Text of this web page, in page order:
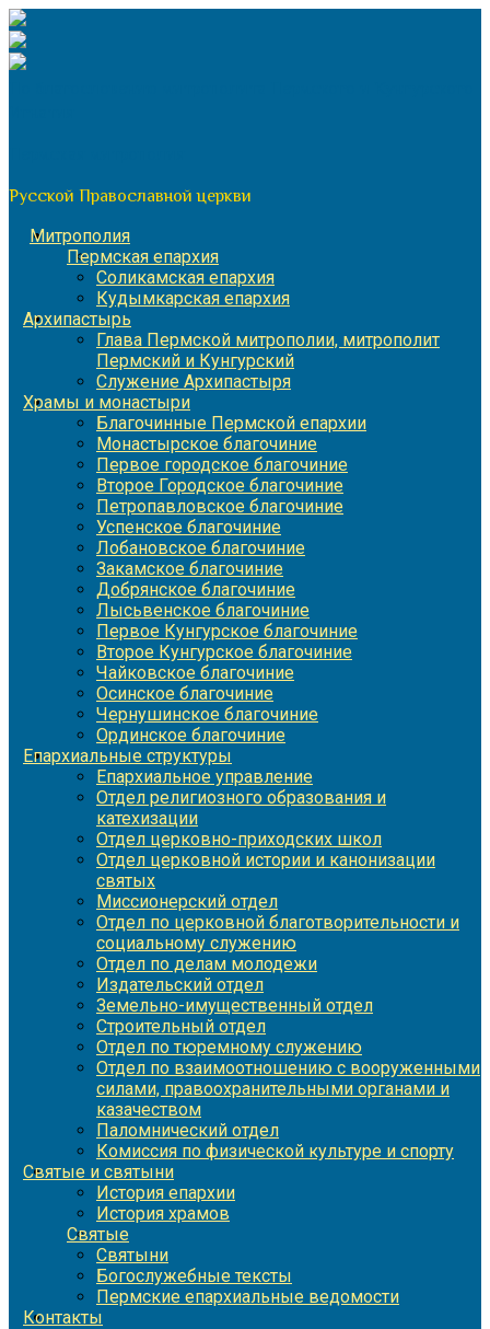
Перейти
к
содержимому
Русской Православной церкви
Митрополия
Пермская епархия
Соликамская епархия
Кудымкарская епархия
Архипастырь
Глава Пермской митрополии, митрополит
Пермский и Кунгурский
Служение Архипастыря
Храмы и монастыри
Благочинные Пермской епархии
Монастырское благочиние
Первое городское благочиние
Второе Городское благочиние
Петропавловское благочиние
Успенское благочиние
Лобановское благочиние
Закамское благочиние
Добрянское благочиние
Лысьвенское благочиние
Первое Кунгурское благочиние
Второе Кунгурское благочиние
Чайковское благочиние
Осинское благочиние
Чернушинское благочиние
Ординское благочиние
Епархиальные структуры
Епархиальное управление
Отдел религиозного образования и
катехизации
Отдел церковно-приходских школ
Отдел церковной истории и канонизации
святых
Миссионерский отдел
Отдел по церковной благотворительности и
социальному служению
Отдел по делам молодежи
Издательский отдел
Земельно-имущественный отдел
Строительный отдел
Отдел по тюремному служению
Отдел по взаимоотношению с вооруженными
силами, правоохранительными органами и
казачеством
Паломнический отдел
Комиссия по физической культуре и спорту
Святые и святыни
История епархии
История храмов
Святые
Святыни
Богослужебные тексты
Пермские епархиальные ведомости
Контакты